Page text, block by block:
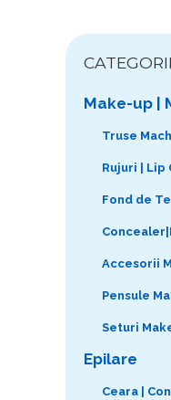
CATEGORII
Make-up |
Truse
Rujuri | Lip
Fond de
Accesorii
Pensule
Seturi
Epilare
Ceara |